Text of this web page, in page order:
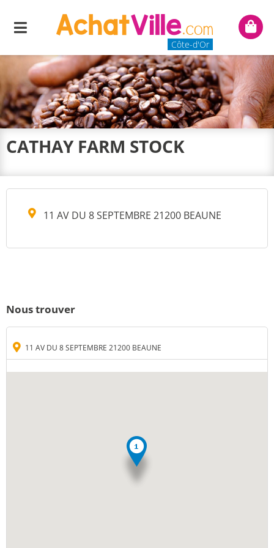
Menu
Côte-d'Or
Mon
CATHAY FARM STOCK
11 AV DU 8 SEPTEMBRE 21200 BEAUNE
Nous trouver
11 AV DU 8 SEPTEMBRE 21200 BEAUNE